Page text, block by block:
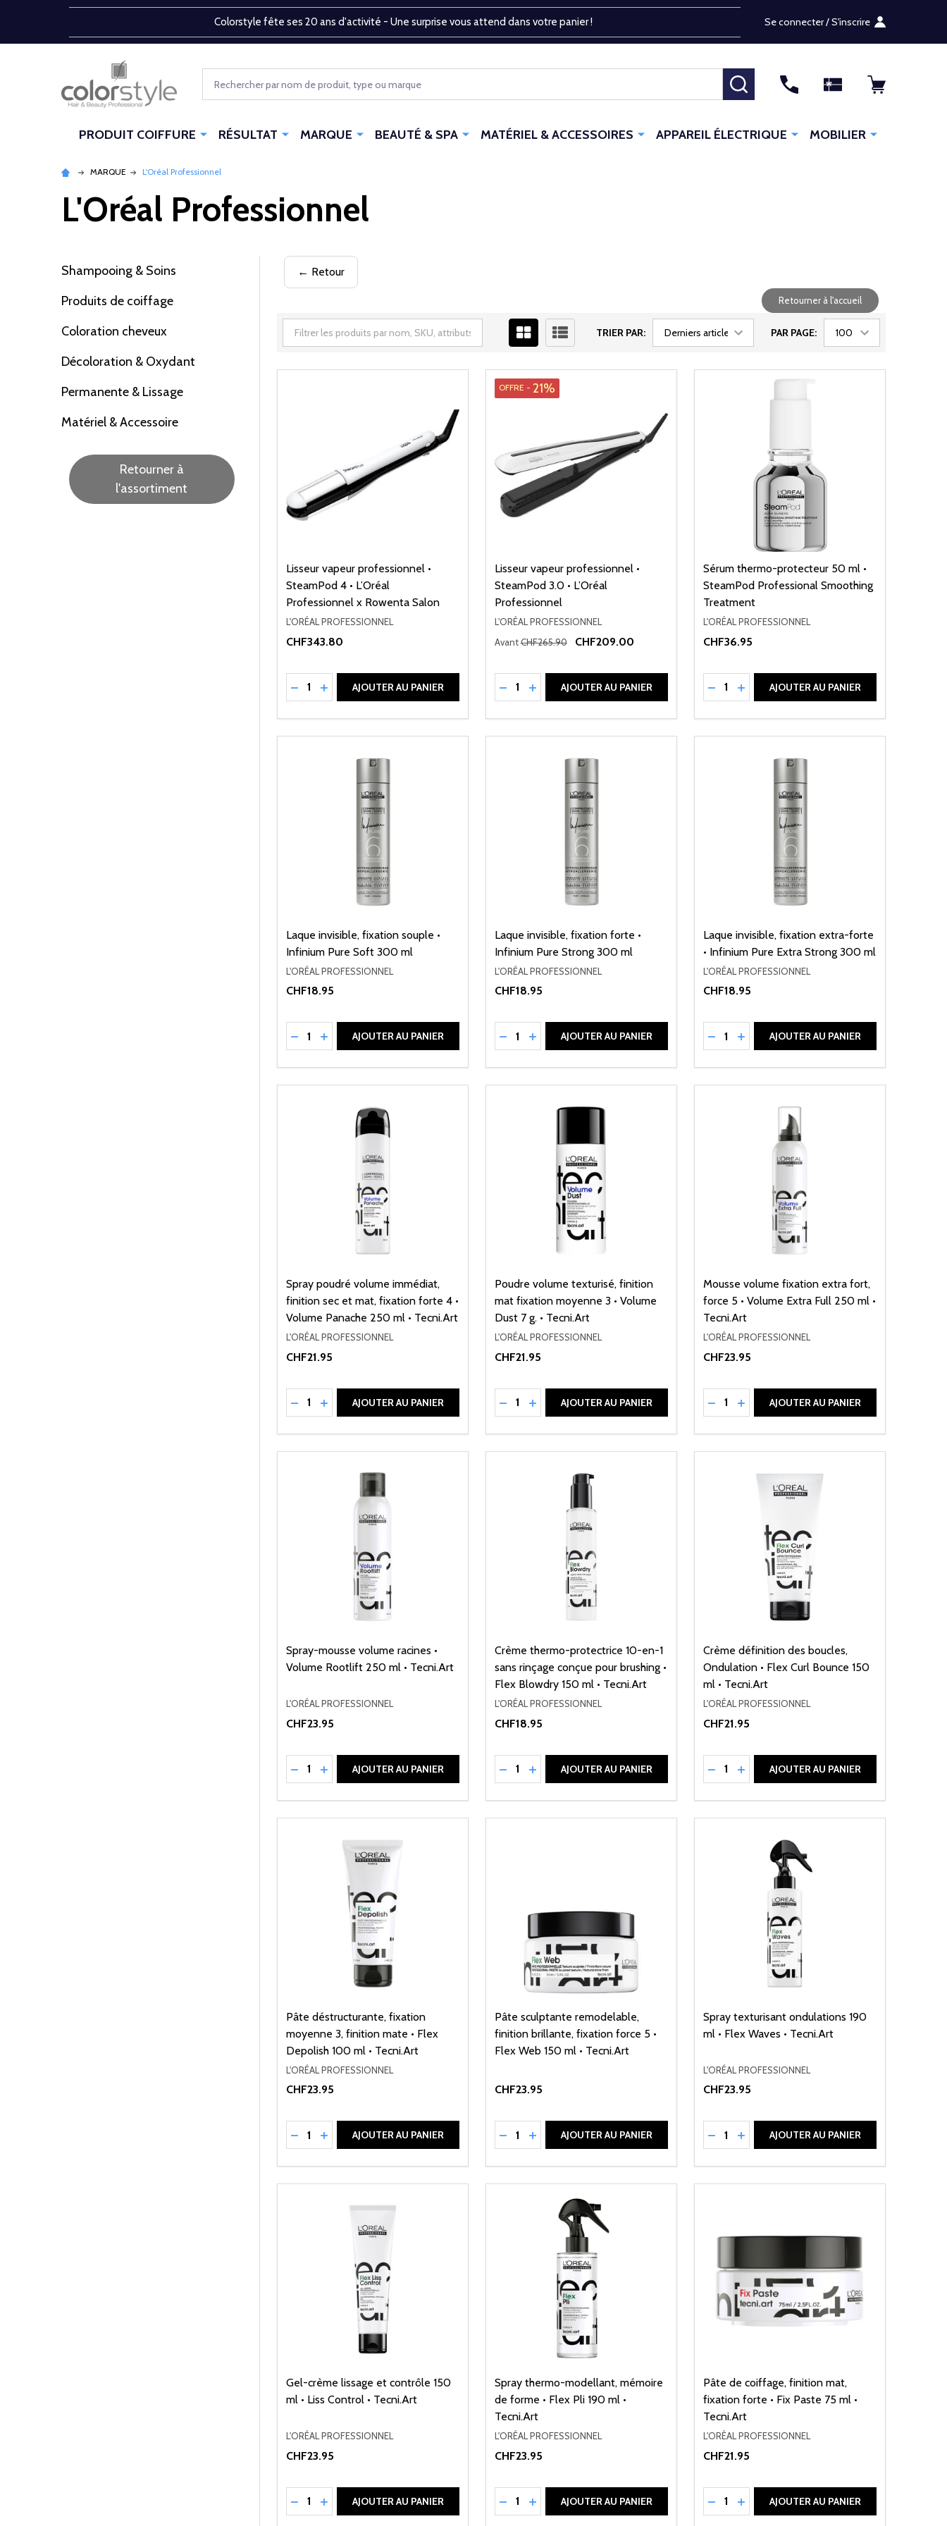
Colorstyle fête ses 20 ans d'activité - Une surprise vous attend dans votre panier ! Se connecter / S'inscrire
RECHERCHER
PRODUIT COIFFURE RÉSULTAT MARQUE BEAUTÉ & SPA MATÉRIEL & ACCESSOIRES APPAREIL ÉLECTRIQUE MOBILIER
MARQUE L'Oréal Professionnel
L'Oréal Professionnel
Filtrer
Shampooing & Soins
Produits de coiffage
Coloration cheveux
Décoloration & Oxydant
Permanente & Lissage
Matériel & Accessoire
Retourner à
l'assortiment
← Retour
Retourner à l'accueil
TRIER PAR: PAR PAGE:
Lisseur vapeur professionnel •
SteamPod 4 • L’Oréal
Professionnel x Rowenta Salon
L'ORÉAL PROFESSIONNEL
CHF343.80
Quantité:
RÉDUIRE LA QUANTITÉ DE UNDEFINED
AUGMENTER LA QUANTITÉ DE UNDEFINED
AJOUTER AU PANIER
OFFRE - 21%
Lisseur vapeur professionnel •
SteamPod 3.0 • L’Oréal
Professionnel
L'ORÉAL PROFESSIONNEL
AvantCHF265.90 CHF209.00
Quantité:
RÉDUIRE LA QUANTITÉ DE UNDEFINED
AUGMENTER LA QUANTITÉ DE UNDEFINED
AJOUTER AU PANIER
Sérum thermo-protecteur 50 ml •
SteamPod Professional Smoothing
Treatment
L'ORÉAL PROFESSIONNEL
CHF36.95
Quantité:
RÉDUIRE LA QUANTITÉ DE UNDEFINED
AUGMENTER LA QUANTITÉ DE
AJOUTER AU PANIER
Laque invisible, fixation souple •
Infinium Pure Soft 300 ml
L'ORÉAL PROFESSIONNEL
CHF18.95
Quantité:
RÉDUIRE LA QUANTITÉ DE UNDEFINED
AUGMENTER LA QUANTITÉ DE UNDEFINED
AJOUTER AU PANIER
Laque invisible, fixation forte •
Infinium Pure Strong 300 ml
L'ORÉAL PROFESSIONNEL
CHF18.95
Quantité:
RÉDUIRE LA QUANTITÉ DE UNDEFINED
AUGMENTER LA QUANTITÉ DE UNDEFINED
AJOUTER AU PANIER
Laque invisible, fixation extra-forte
• Infinium Pure Extra Strong 300 ml
L'ORÉAL PROFESSIONNEL
CHF18.95
Quantité:
RÉDUIRE LA QUANTITÉ DE UNDEFINED
AUGMENTER LA QUANTITÉ DE
AJOUTER AU PANIER
Spray poudré volume immédiat,
finition sec et mat, fixation forte 4 •
Volume Panache 250 ml • Tecni.Art
L'ORÉAL PROFESSIONNEL
CHF21.95
Quantité:
RÉDUIRE LA QUANTITÉ DE UNDEFINED
AUGMENTER LA QUANTITÉ DE UNDEFINED
AJOUTER AU PANIER
Poudre volume texturisé, finition
mat fixation moyenne 3 • Volume
Dust 7 g. • Tecni.Art
L'ORÉAL PROFESSIONNEL
CHF21.95
Quantité:
RÉDUIRE LA QUANTITÉ DE UNDEFINED
AUGMENTER LA QUANTITÉ DE UNDEFINED
AJOUTER AU PANIER
Mousse volume fixation extra fort,
force 5 • Volume Extra Full 250 ml •
Tecni.Art
L'ORÉAL PROFESSIONNEL
CHF23.95
Quantité:
RÉDUIRE LA QUANTITÉ DE UNDEFINED
AUGMENTER LA QUANTITÉ DE
AJOUTER AU PANIER
Spray-mousse volume racines •
Volume Rootlift 250 ml • Tecni.Art
L'ORÉAL PROFESSIONNEL
CHF23.95
Quantité:
RÉDUIRE LA QUANTITÉ DE UNDEFINED
AUGMENTER LA QUANTITÉ DE UNDEFINED
AJOUTER AU PANIER
Crème thermo-protectrice 10-en-1
sans rinçage conçue pour brushing •
Flex Blowdry 150 ml • Tecni.Art
L'ORÉAL PROFESSIONNEL
CHF18.95
Quantité:
RÉDUIRE LA QUANTITÉ DE UNDEFINED
AUGMENTER LA QUANTITÉ DE UNDEFINED
AJOUTER AU PANIER
Crème définition des boucles,
Ondulation • Flex Curl Bounce 150
ml • Tecni.Art
L'ORÉAL PROFESSIONNEL
CHF21.95
Quantité:
RÉDUIRE LA QUANTITÉ DE UNDEFINED
AUGMENTER LA QUANTITÉ DE
AJOUTER AU PANIER
Pâte déstructurante, fixation
moyenne 3, finition mate • Flex
Depolish 100 ml • Tecni.Art
L'ORÉAL PROFESSIONNEL
CHF23.95
Quantité:
RÉDUIRE LA QUANTITÉ DE UNDEFINED
AUGMENTER LA QUANTITÉ DE UNDEFINED
AJOUTER AU PANIER
Pâte sculptante remodelable,
finition brillante, fixation force 5 •
Flex Web 150 ml • Tecni.Art
CHF23.95
Quantité:
RÉDUIRE LA QUANTITÉ DE UNDEFINED
AUGMENTER LA QUANTITÉ DE UNDEFINED
AJOUTER AU PANIER
Spray texturisant ondulations 190
ml • Flex Waves • Tecni.Art
L'ORÉAL PROFESSIONNEL
CHF23.95
Quantité:
RÉDUIRE LA QUANTITÉ DE UNDEFINED
AUGMENTER LA QUANTITÉ DE
AJOUTER AU PANIER
Gel-crème lissage et contrôle 150
ml • Liss Control • Tecni.Art
L'ORÉAL PROFESSIONNEL
CHF23.95
Quantité:
RÉDUIRE LA QUANTITÉ DE UNDEFINED
AUGMENTER LA QUANTITÉ DE UNDEFINED
AJOUTER AU PANIER
Spray thermo-modellant, mémoire
de forme • Flex Pli 190 ml •
Tecni.Art
L'ORÉAL PROFESSIONNEL
CHF23.95
Quantité:
RÉDUIRE LA QUANTITÉ DE UNDEFINED
AUGMENTER LA QUANTITÉ DE UNDEFINED
AJOUTER AU PANIER
Pâte de coiffage, finition mat,
fixation forte • Fix Paste 75 ml •
Tecni.Art
L'ORÉAL PROFESSIONNEL
CHF21.95
Quantité:
RÉDUIRE LA QUANTITÉ DE UNDEFINED
AUGMENTER LA QUANTITÉ DE
AJOUTER AU PANIER